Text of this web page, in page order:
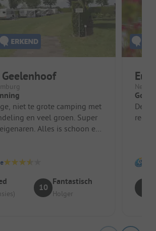
niet te grote camping met
en veel groen. Super
Alles is schoon en
10
Fantastisch
Holger
De